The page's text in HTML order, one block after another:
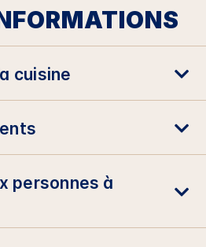
cuisine
personnes à